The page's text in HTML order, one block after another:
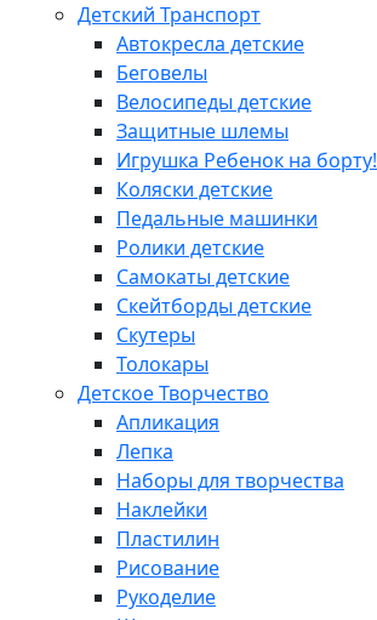
Детский Транспорт
Автокресла детские
Беговелы
Велосипеды детские
Защитные шлемы
Игрушка Ребенок на борту!
Коляски детские
Педальные машинки
Ролики детские
Самокаты детские
Скейтборды детские
Скутеры
Толокары
Детское Творчество
Апликация
Лепка
Наборы для творчества
Наклейки
Пластилин
Рисование
Рукоделие